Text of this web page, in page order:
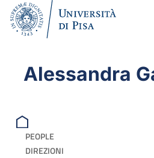
Alessandra
PEOPLE
DIREZIONI